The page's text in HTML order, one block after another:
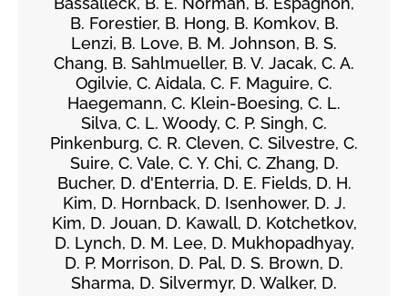
B. Forestier, B. Hong, B. Komkov, B.
Lenzi, B. Love, B. M. Johnson, B. S.
Chang, B. Sahlmueller, B. V. Jacak, C. A.
Ogilvie, C. Aidala, C. F. Maguire, C.
Haegemann, C. Klein-Boesing, C. L.
Silva, C. L. Woody, C. P. Singh, C.
Pinkenburg, C. R. Cleven, C. Silvestre, C.
Suire, C. Vale, C. Y. Chi, C. Zhang, D.
Bucher, D. d'Enterria, D. E. Fields, D. H.
Kim, D. Hornback, D. Isenhower, D. J.
Kim, D. Jouan, D. Kawall, D. Kotchetkov,
D. Lynch, D. M. Lee, D. Mukhopadhyay,
D. P. Morrison, D. Pal, D. S. Brown, D.
Sharma, D. Silvermyr, D. Walker, D.